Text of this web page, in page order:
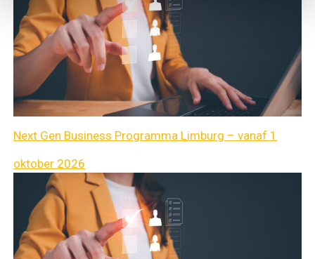
Next Gen Business Programma Limburg – vanaf 1
oktober 2026